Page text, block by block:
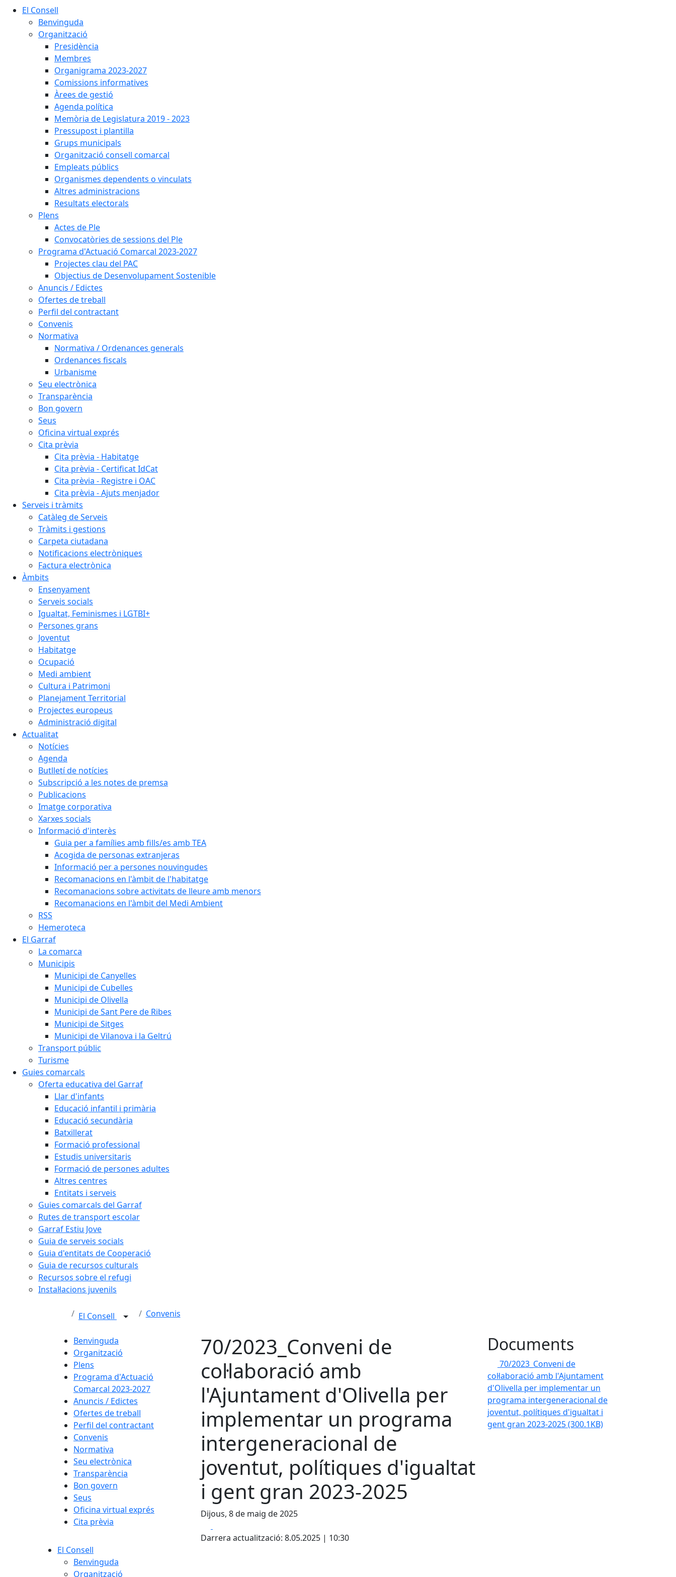
El Consell
Benvinguda
Organització
Presidència
Membres
Organigrama 2023-2027
Comissions informatives
Àrees de gestió
Agenda política
Memòria de Legislatura 2019 - 2023
Pressupost i plantilla
Grups municipals
Organització consell comarcal
Empleats públics
Organismes dependents o vinculats
Altres administracions
Resultats electorals
Plens
Actes de Ple
Convocatòries de sessions del Ple
Programa d'Actuació Comarcal 2023-2027
Projectes clau del PAC
Objectius de Desenvolupament Sostenible
Anuncis / Edictes
Ofertes de treball
Perfil del contractant
Convenis
Normativa
Normativa / Ordenances generals
Ordenances fiscals
Urbanisme
Seu electrònica
Transparència
Bon govern
Seus
Oficina virtual exprés
Cita prèvia
Cita prèvia - Habitatge
Cita prèvia - Certificat IdCat
Cita prèvia - Registre i OAC
Cita prèvia - Ajuts menjador
Serveis i tràmits
Catàleg de Serveis
Tràmits i gestions
Carpeta ciutadana
Notificacions electròniques
Factura electrònica
Àmbits
Ensenyament
Serveis socials
Igualtat, Feminismes i LGTBI+
Persones grans
Joventut
Habitatge
Ocupació
Medi ambient
Cultura i Patrimoni
Planejament Territorial
Projectes europeus
Administració digital
Actualitat
Notícies
Agenda
Butlletí de notícies
Subscripció a les notes de premsa
Publicacions
Imatge corporativa
Xarxes socials
Informació d'interès
Guia per a famílies amb fills/es amb TEA
Acogida de personas extranjeras
Informació per a persones nouvingudes
Recomanacions en l'àmbit de l'habitatge
Recomanacions sobre activitats de lleure amb menors
Recomanacions en l'àmbit del Medi Ambient
RSS
Hemeroteca
El Garraf
La comarca
Municipis
Municipi de Canyelles
Municipi de Cubelles
Municipi de Olivella
Municipi de Sant Pere de Ribes
Municipi de Sitges
Municipi de Vilanova i la Geltrú
Transport públic
Turisme
Guies comarcals
Oferta educativa del Garraf
Llar d'infants
Educació infantil i primària
Educació secundària
Batxillerat
Formació professional
Estudis universitaris
Formació de persones adultes
Altres centres
Entitats i serveis
Guies comarcals del Garraf
Rutes de transport escolar
Garraf Estiu Jove
Guia de serveis socials
Guia d'entitats de Cooperació
Guia de recursos culturals
Recursos sobre el refugi
Instal·lacions juvenils
El Consell Convenis
Benvinguda
Organització
Plens
Programa d'Actuació
Comarcal 2023-2027
Anuncis / Edictes
Ofertes de treball
Perfil del contractant
Convenis
Normativa
Seu electrònica
Transparència
Bon govern
Seus
Oficina virtual exprés
Cita prèvia
70/2023_Conveni de
col·laboració amb
l'Ajuntament d'Olivella per
implementar un programa
intergeneracional de
joventut, polítiques d'igualtat
i gent gran 2023-2025
Dijous, 8 de maig de 2025
Darrera actualització: 8.05.2025 | 10:30
Documents
70/2023_Conveni de
col·laboració amb l'Ajuntament
d'Olivella per implementar un
programa intergeneracional de
joventut, polítiques d'igualtat i
gent gran 2023-2025(300.1KB)
El Consell
Benvinguda
Organització